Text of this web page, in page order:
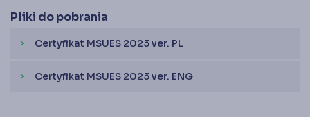
Pliki do pobrania
chevron_right Certyfikat MSUES 2023 ver. PL
chevron_right Certyfikat MSUES 2023 ver. ENG